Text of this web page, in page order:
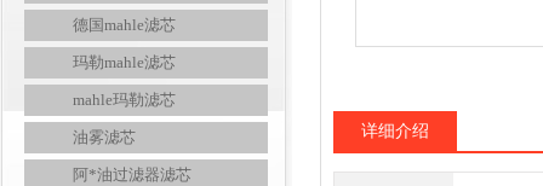
德国mahle滤芯
玛勒mahle滤芯
mahle玛勒滤芯
油雾滤芯
阿*油过滤器滤芯
详细介绍